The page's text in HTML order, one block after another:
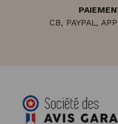
CB, PAYPAL,